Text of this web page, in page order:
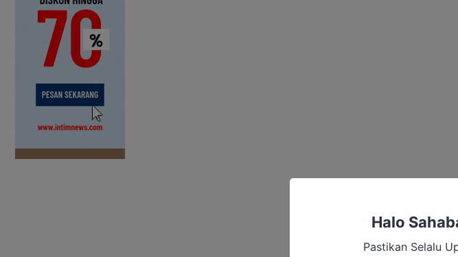
Halo
Pastikan Selalu